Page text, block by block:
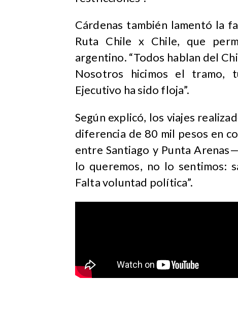
Cárdenas también lamentó la
Ruta Chile x Chile, que
argentino. “Todos hablan del
Nosotros hicimos el tramo,
Ejecutivo ha sido floja”.
Según explicó, los viajes
diferencia de 80 mil pesos en
entre Santiago y Punta
lo queremos, no lo sentimos:
Falta voluntad política”.